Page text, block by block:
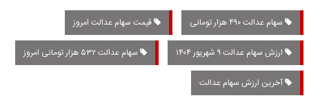
کارگران
سهام عدالت ۴۹۰ هزار تومانی قیمت سهام عدالت امروز
ارزش سهام عدالت ۹ شهریور ۱۴۰۴ سهام عدالت ۵۳۲ هزار تومانی امروز
آخرین ارزش سهام عدالت